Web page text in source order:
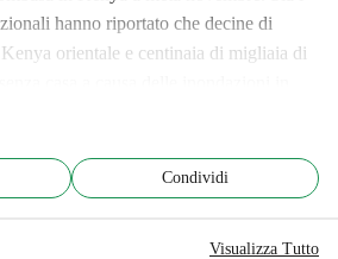
hanno riportato che decine di
orientale e centinaia di migliaia di
in Kenya, APDK Bombolulu, è stato
Condividi
Visualizza Tutto